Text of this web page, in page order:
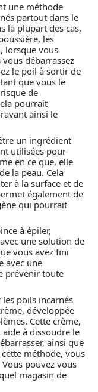
une méthode
partout dans le
la plupart des cas,
les
lorsque vous
débarrassez
le poil à sortir de
que vous le
de
pourrait
ainsi le
un ingrédient
utilisées pour
en ce que, elle
la peau. Cela
à la surface et de
également de
qui pourrait
à épiler,
une solution de
vous avez fini
avec une
prévenir toute
poils incarnés
développée
Cette crème,
aide à dissoudre le
ainsi que
méthode, vous
pouvez vous
magasin de